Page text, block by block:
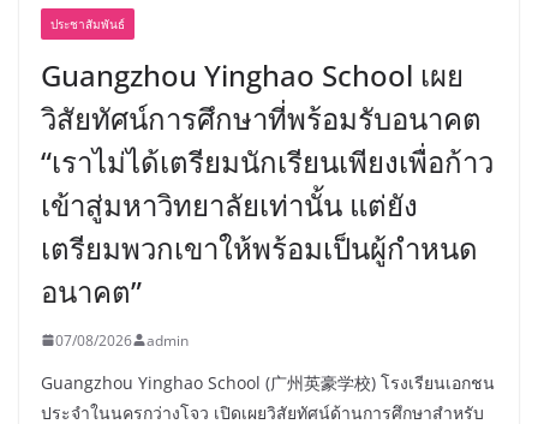
ประชาสัมพันธ์
Guangzhou Yinghao School เผย
วิสัยทัศน์การศึกษาที่พร้อมรับอนาคต
“เราไม่ได้เตรียมนักเรียนเพียงเพื่อก้าว
เข้าสู่มหาวิทยาลัยเท่านั้น แต่ยัง
เตรียมพวกเขาให้พร้อมเป็นผู้กำหนด
อนาคต”
07/08/2026 admin
Guangzhou Yinghao School (广州英豪学校) โรงเรียนเอกชน
ประจำในนครกว่างโจว เปิดเผยวิสัยทัศน์ด้านการศึกษาสำหรับ